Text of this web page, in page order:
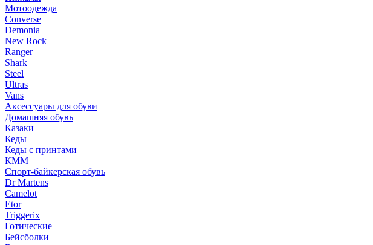
Мотоодежда
Converse
Demonia
New Rock
Ranger
Shark
Steel
Ultras
Vans
Аксессуары для обуви
Домашняя обувь
Казаки
Кеды
Кеды с принтами
КММ
Спорт-байкерская обувь
Dr Martens
Camelot
Etor
Triggerix
Готические
Бейсболки